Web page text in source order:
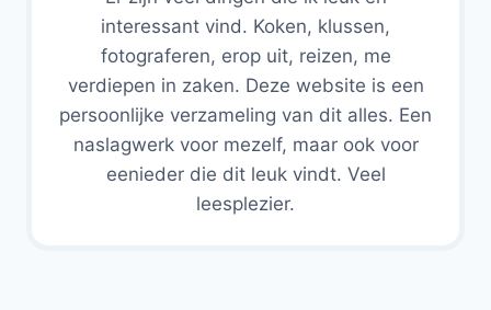
interessant vind. Koken, klussen,
fotograferen, erop uit, reizen, me
verdiepen in zaken. Deze website is een
persoonlijke verzameling van dit alles. Een
naslagwerk voor mezelf, maar ook voor
eenieder die dit leuk vindt. Veel
leesplezier.